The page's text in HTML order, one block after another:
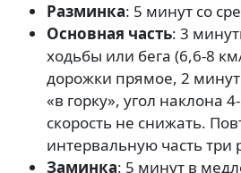
Разминка: 5 минут со
Основная часть: 3
ходьбы или бега (6,6-8
дорожки прямое, 2
«в горку», угол наклона
скорость не снижать.
интервальную часть три
Заминка: 5 минут в